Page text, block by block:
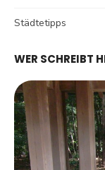
Städtetipps
WER SCHREIBT